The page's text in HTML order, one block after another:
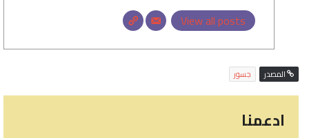
View all posts
المصدر جسور
ادعمنا